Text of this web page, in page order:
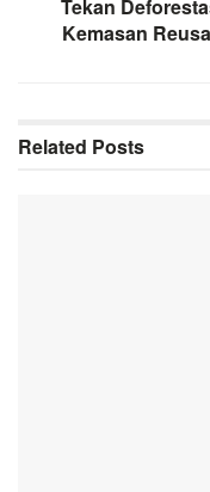
Tekan
Kemasan
Related Posts